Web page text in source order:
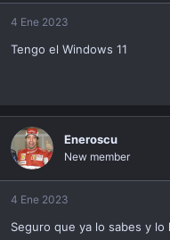
4 Ene 2023
Tengo el Windows 11
Eneroscu
New member
4 Ene 2023
Seguro que ya lo sabes y